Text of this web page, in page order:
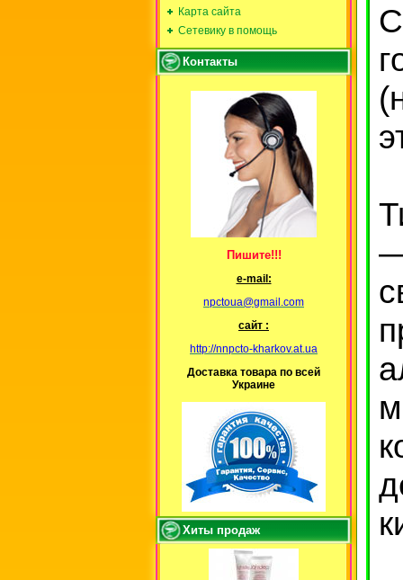
Карта сайта
Сетевику в помощь
Контакты
Пишите!!!
е-mail:
npctoua@gmail.com
сайт :
http://nnpcto-kharkov.at.ua
Доставка товара по всей
Украине
Хиты продаж